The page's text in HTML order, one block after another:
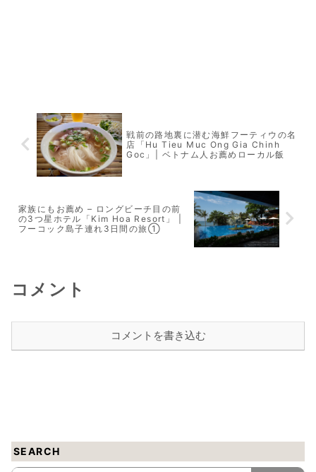
戦前の路地裏に潜む海鮮フーティウの名
店「Hu Tieu Muc Ong Gia Chinh
Goc」| ベトナム人お薦めローカル飯
家族にもお薦め – ロングビーチ目の前
の3つ星ホテル「Kim Hoa Resort」 |
フーコック島子連れ3日間の旅①
コメント
コメントを書き込む
SEARCH